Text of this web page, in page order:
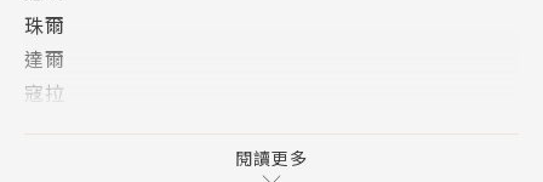
地理上、題材上，這個有限世界所不能給予他不斷擴充
的廣度。」──（諾貝爾文學獎頒獎詞）
師是兩位極為不同的北美洲小說家，當年他們的作品只
珠爾
達爾
寇拉
閱讀更多